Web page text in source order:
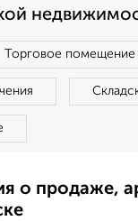
Торговое помещение
о продаже,